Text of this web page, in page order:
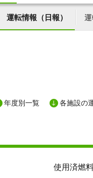
運転情報（日報） 運
年度別一覧 各施設の
使用済燃